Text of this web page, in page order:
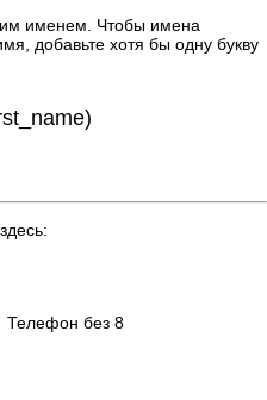
именем. Чтобы имена
добавьте хотя бы одну букву
Телефон без 8